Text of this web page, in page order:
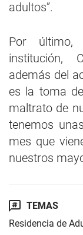
adultos”.
Por
institución,
además del
es la toma
maltrato de
tenemos
mes que
nuestros
TEMAS
Residencia de